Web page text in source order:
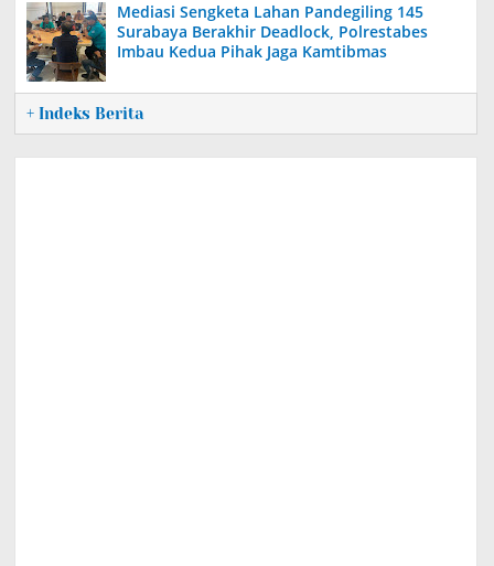
Mediasi Sengketa Lahan Pandegiling 145
Surabaya Berakhir Deadlock, Polrestabes
Imbau Kedua Pihak Jaga Kamtibmas
+ Indeks Berita